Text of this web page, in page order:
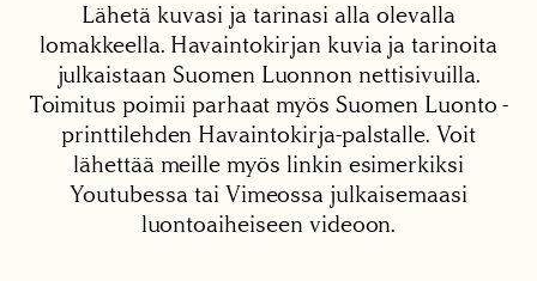
Lähetä kuvasi ja tarinasi alla olevalla
lomakkeella. Havaintokirjan kuvia ja tarinoita
julkaistaan Suomen Luonnon nettisivuilla.
Toimitus poimii parhaat myös Suomen Luonto -
printtilehden Havaintokirja-palstalle. Voit
lähettää meille myös linkin esimerkiksi
Youtubessa tai Vimeossa julkaisemaasi
luontoaiheiseen videoon.